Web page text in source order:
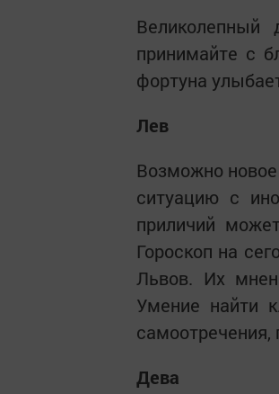
принимайте с
фортуна
Лев
Возможно
ситуацию с
приличий
Гороскоп на
Львов. Их
Умение найти
самоотречения,
Дева